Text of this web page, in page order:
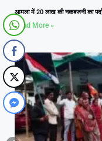
आमला में 20 लाख की नकबजनी का
Read More »